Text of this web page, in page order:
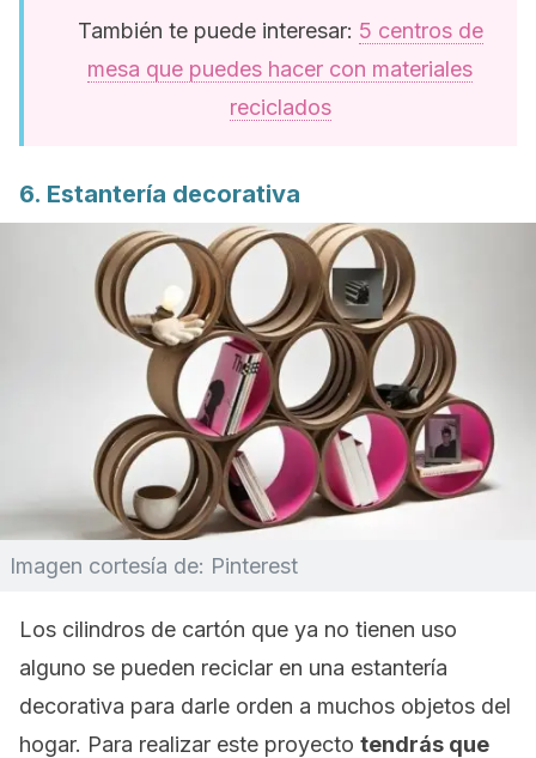
También te puede interesar: 5 centros de
mesa que puedes hacer con materiales
reciclados
6. Estantería decorativa
Imagen cortesía de: Pinterest
Los cilindros de cartón que ya no tienen uso
alguno se pueden reciclar en una estantería
decorativa para darle orden a muchos objetos del
hogar. Para realizar este proyecto tendrás que